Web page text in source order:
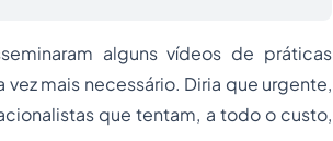
alguns vídeos de práticas
mais necessário. Diria que urgente,
que tentam, a todo o custo,